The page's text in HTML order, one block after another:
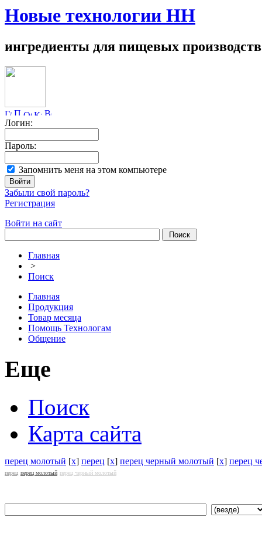
Новые технологии НН
ингредиенты для пищевых производств
Логин:
Пароль:
Запомнить меня на этом компьютере
Забыли свой пароль?
Регистрация
Войти на сайт
Главная
>
Поиск
Главная
Продукция
Товар месяца
Помощь Технологам
Общение
Еще
Поиск
Карта сайта
перец молотый [x] перец [x] перец черный молотый [x] перец
перец перец молотый перец черный молотый